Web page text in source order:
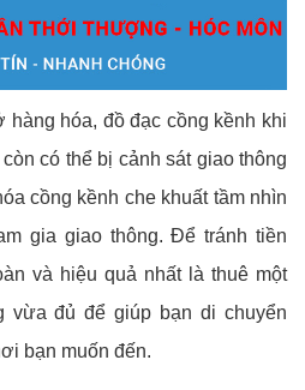
hóa, đồ đạc cồng kềnh khi
có thể bị cảnh sát giao thông
cồng kềnh che khuất tầm nhìn
gia giao thông. Để tránh tiền
và hiệu quả nhất là thuê một
vừa đủ để giúp bạn di chuyển
bạn muốn đến.